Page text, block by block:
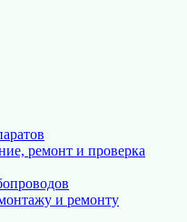
ремонт и проверка
и ремонту